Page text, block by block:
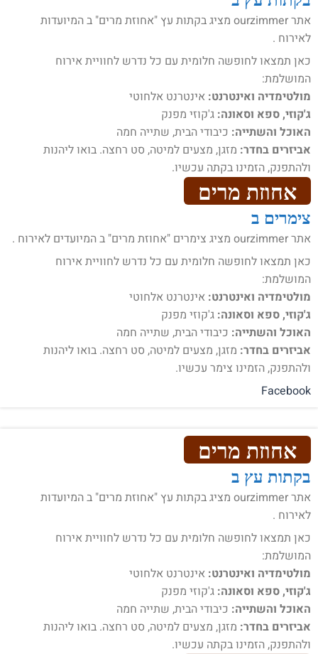
אתר ourzimmer מציג בקתות עץ "אחוזת מרים" ב המיועדות
לאירוח .
כאן תמצאו לחופשה חלומית עם כל נדרש לחוויית אירוח
המושלמת:
מולטימדיה ואינטרנט: אינטרנט אלחוטי
ג'קוזי, ספא וסאונה: ג'קוזי מפנק
האוכל והשתייה: כיבודי הבית, שתייה חמה
אביזרים בחדר: מזגן, מצעים למיטה, סט רחצה. בואו ליהנות
ולהתפנק, הזמינו בקתה עכשיו.
אחוזת מרים
צימרים ב
אתר ourzimmer מציג צימרים "אחוזת מרים" ב המיועדים לאירוח .
כאן תמצאו לחופשה חלומית עם כל נדרש לחוויית אירוח
המושלמת:
מולטימדיה ואינטרנט: אינטרנט אלחוטי
ג'קוזי, ספא וסאונה: ג'קוזי מפנק
האוכל והשתייה: כיבודי הבית, שתייה חמה
אביזרים בחדר: מזגן, מצעים למיטה, סט רחצה. בואו ליהנות
ולהתפנק, הזמינו צימר עכשיו.
Facebook
אחוזת מרים
בקתות עץ ב
אתר ourzimmer מציג בקתות עץ "אחוזת מרים" ב המיועדות
לאירוח .
כאן תמצאו לחופשה חלומית עם כל נדרש לחוויית אירוח
המושלמת:
מולטימדיה ואינטרנט: אינטרנט אלחוטי
ג'קוזי, ספא וסאונה: ג'קוזי מפנק
האוכל והשתייה: כיבודי הבית, שתייה חמה
אביזרים בחדר: מזגן, מצעים למיטה, סט רחצה. בואו ליהנות
ולהתפנק, הזמינו בקתה עכשיו.